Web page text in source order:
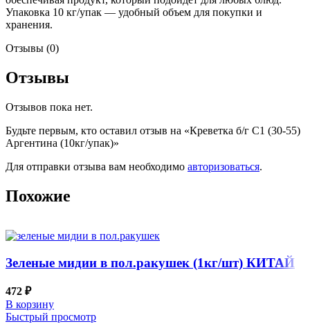
Упаковка 10 кг/упак — удобный объем для покупки и
хранения.
Отзывы (0)
Отзывы
Отзывов пока нет.
Будьте первым, кто оставил отзыв на «Креветка б/г С1 (30-55)
Аргентина (10кг/упак)»
Для отправки отзыва вам необходимо авторизоваться.
Похожие
Зеленые мидии в пол.ракушек (1кг/шт) КИТАЙ
472 ₽
В корзину
Быстрый просмотр